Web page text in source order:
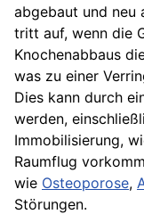
abgebaut und neu
tritt auf, wenn die
Knochenabbaus
was zu einer
Dies kann durch
werden,
Immobilisierung,
Raumflug
wie Osteoporose,
Störungen.